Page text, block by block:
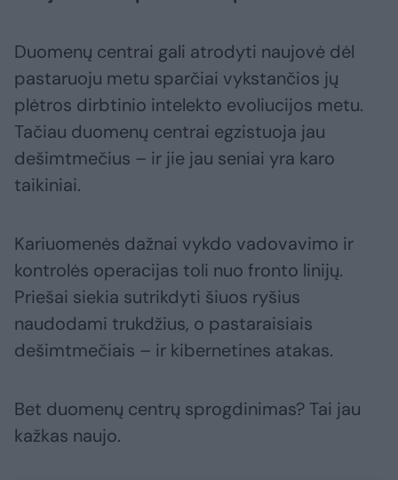
Duomenų centrai gali atrodyti naujovė dėl
pastaruoju metu sparčiai vykstančios jų
plėtros dirbtinio intelekto evoliucijos metu.
Tačiau duomenų centrai egzistuoja jau
dešimtmečius – ir jie jau seniai yra karo
taikiniai.
Kariuomenės dažnai vykdo vadovavimo ir
kontrolės operacijas toli nuo fronto linijų.
Priešai siekia sutrikdyti šiuos ryšius
naudodami trukdžius, o pastaraisiais
dešimtmečiais – ir kibernetines atakas.
Bet duomenų centrų sprogdinimas? Tai jau
kažkas naujo.